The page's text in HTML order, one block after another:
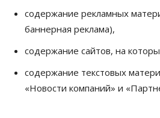
Бизнес Власть
Независимые АЗС
получают до 20% топлива,
05 Августа 2026, 17:00
Власть
Губернатор поблагодарил
содержание рекламных
баннерная реклама),
содержание сайтов, на
содержание текстовых
«Новости компаний» и